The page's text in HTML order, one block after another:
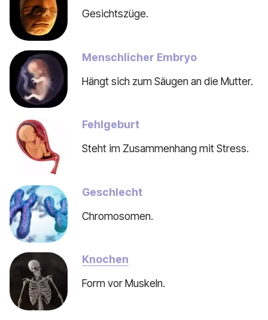
Gesichtszüge.
Menschlicher Embryo
Hängt sich zum Säugen an die Mutter.
Fehlgeburt
Steht im Zusammenhang mit Stress.
Geschlecht
Chromosomen.
Knochen
Form vor Muskeln.